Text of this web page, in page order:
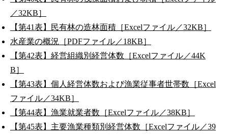
／32KB］
【第41表】民有林の造林面積［Excelファイル／32KB］
水産業の概況［PDFファイル／18KB］
【第42表】経営組織別経営体数［Excelファイル／44K
B］
【第43表】個人経営体数および漁業従事者世帯数［Excel
ファイル／34KB］
【第44表】漁業就業者数［Excelファイル／38KB］
【第45表】主要漁業種類別経営体数［Excelファイル／39